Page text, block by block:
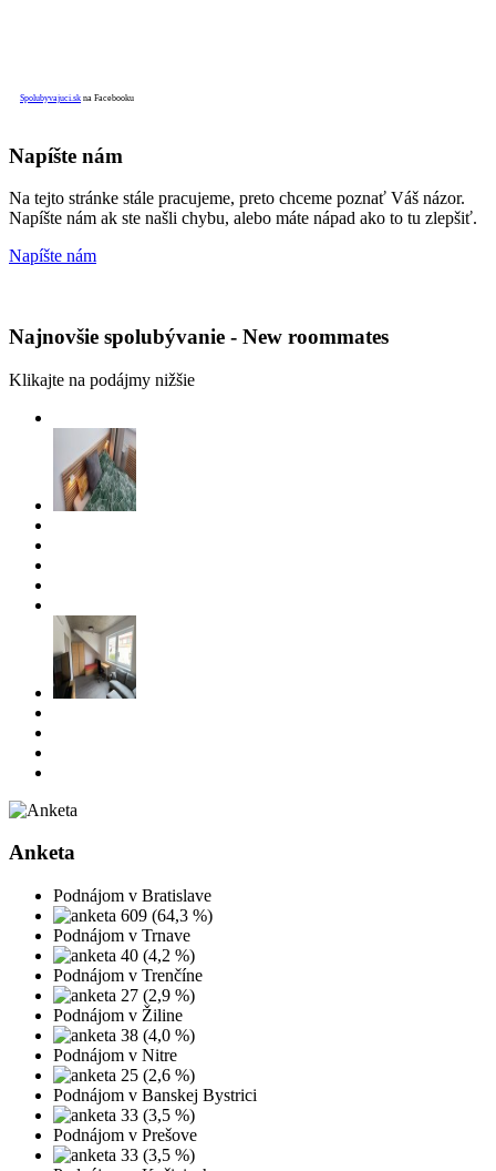
Spolubyvajuci.sk na Facebooku
Napíšte nám
Na tejto stránke stále pracujeme, preto chceme poznať Váš názor.
Napíšte nám ak ste našli chybu, alebo máte nápad ako to tu zlepšiť.
Napíšte nám
Najnovšie spolubývanie - New roommates
Klikajte na podájmy nižšie
Anketa
Podnájom v Bratislave
609 (64,3 %)
Podnájom v Trnave
40 (4,2 %)
Podnájom v Trenčíne
27 (2,9 %)
Podnájom v Žiline
38 (4,0 %)
Podnájom v Nitre
25 (2,6 %)
Podnájom v Banskej Bystrici
33 (3,5 %)
Podnájom v Prešove
33 (3,5 %)